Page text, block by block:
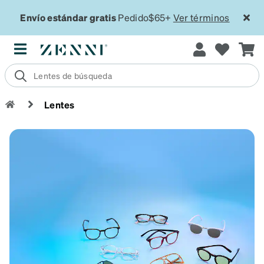
Envío estándar gratisPedido$65+ Ver términos
Lentes